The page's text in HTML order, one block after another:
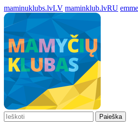
maminuklubs.lvLV maminklub.lvRU
Paieška